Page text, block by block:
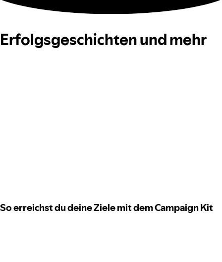
Erfolgsgeschichten und mehr
So erreichst du deine Ziele mit dem Campaign Kit